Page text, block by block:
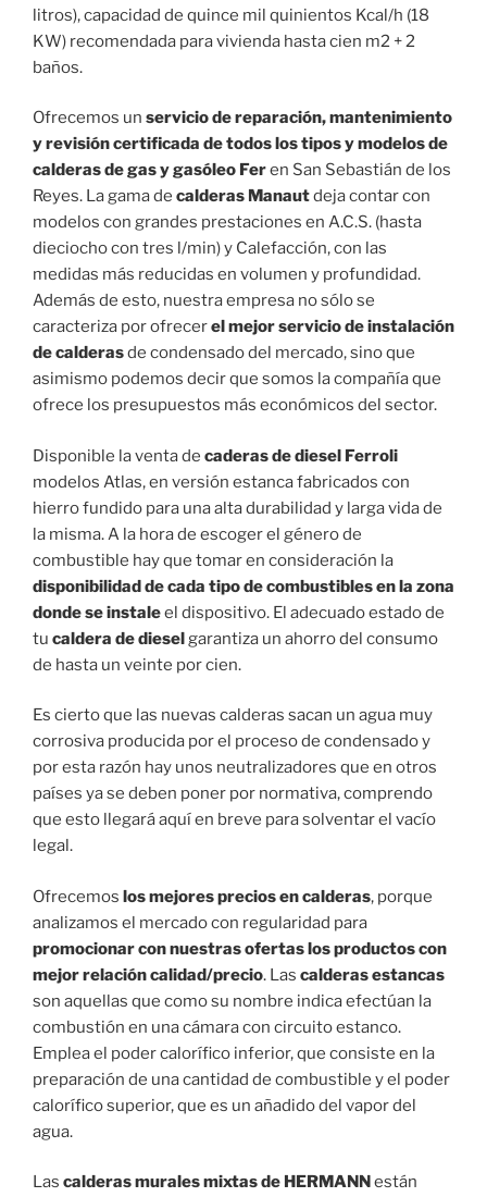
litros), capacidad de quince mil quinientos Kcal/h (18
KW) recomendada para vivienda hasta cien m2 + 2
baños.
Ofrecemos un servicio de reparación, mantenimiento
y revisión certificada de todos los tipos y modelos de
calderas de gas y gasóleo Feren San Sebastián de los
Reyes. La gama de calderas Manautdeja contar con
modelos con grandes prestaciones en A.C.S. (hasta
dieciocho con tres l/min) y Calefacción, con las
medidas más reducidas en volumen y profundidad.
Además de esto, nuestra empresa no sólo se
caracteriza por ofrecerel mejor servicio de instalación
de calderasde condensado del mercado, sino que
asimismo podemos decir que somos la compañía que
ofrece los presupuestos más económicos del sector.
Disponible la venta de caderas de diesel Ferroli
modelos Atlas, en versión estanca fabricados con
hierro fundido para una alta durabilidad y larga vida de
la misma. A la hora de escoger el género de
combustible hay que tomar en consideración la
disponibilidad de cada tipo de combustibles en la zona
donde se instaleel dispositivo. El adecuado estado de
tu caldera de dieselgarantiza un ahorro del consumo
de hasta un veinte por cien.
Es cierto que las nuevas calderas sacan un agua muy
corrosiva producida por el proceso de condensado y
por esta razón hay unos neutralizadores que en otros
países ya se deben poner por normativa, comprendo
que esto llegará aquí en breve para solventar el vacío
legal.
Ofrecemos los mejores precios en calderas, porque
analizamos el mercado con regularidad para
promocionar con nuestras ofertas los productos con
mejor relación calidad/precio. Las calderas estancas
son aquellas que como su nombre indica efectúan la
combustión en una cámara con circuito estanco.
Emplea el poder calorífico inferior, que consiste en la
preparación de una cantidad de combustible y el poder
calorífico superior, que es un añadido del vapor del
agua.
Las calderas murales mixtas de HERMANNestán